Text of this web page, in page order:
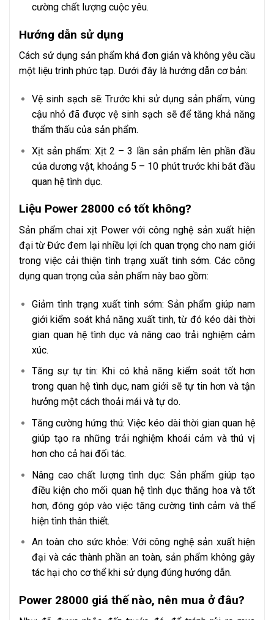
cường chất lượng cuộc yêu.
Hướng dẫn sử dụng
Cách sử dụng sản phẩm khá đơn giản và không yêu cầu
một liệu trình phức tạp. Dưới đây là hướng dẫn cơ bản:
Vệ sinh sạch sẽ: Trước khi sử dụng sản phẩm, vùng
cậu nhỏ đã được vệ sinh sạch sẽ để tăng khả năng
thẩm thấu của sản phẩm.
Xịt sản phẩm: Xịt 2 – 3 lần sản phẩm lên phần đầu
của dương vật, khoảng 5 – 10 phút trước khi bắt đầu
quan hệ tình dục.
Liệu Power 28000 có tốt không?
Sản phẩm chai xịt Power với công nghệ sản xuất hiện
đại từ Đức đem lại nhiều lợi ích quan trọng cho nam giới
trong việc cải thiện tình trạng xuất tinh sớm. Các công
dụng quan trọng của sản phẩm này bao gồm:
Giảm tình trạng xuất tinh sớm: Sản phẩm giúp nam
giới kiểm soát khả năng xuất tinh, từ đó kéo dài thời
gian quan hệ tình dục và nâng cao trải nghiệm cảm
xúc.
Tăng sự tự tin: Khi có khả năng kiểm soát tốt hơn
trong quan hệ tình dục, nam giới sẽ tự tin hơn và tận
hưởng một cách thoải mái và tự do.
Tăng cường hứng thú: Việc kéo dài thời gian quan hệ
giúp tạo ra những trải nghiệm khoái cảm và thú vị
hơn cho cả hai đối tác.
Nâng cao chất lượng tình dục: Sản phẩm giúp tạo
điều kiện cho mối quan hệ tình dục thăng hoa và tốt
hơn, đóng góp vào việc tăng cường tình cảm và thể
hiện tình thân thiết.
An toàn cho sức khỏe: Với công nghệ sản xuất hiện
đại và các thành phần an toàn, sản phẩm không gây
tác hại cho cơ thể khi sử dụng đúng hướng dẫn.
Power 28000 giá thế nào, nên mua ở đâu?